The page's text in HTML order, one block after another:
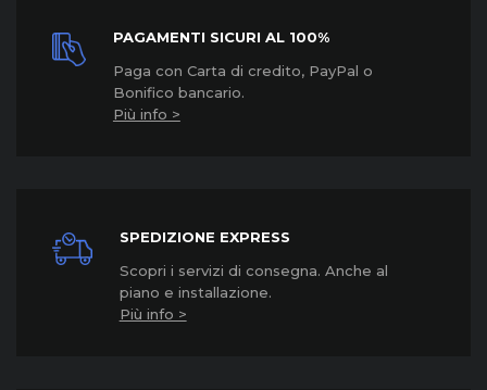
PAGAMENTI SICURI AL 100%
Paga con Carta di credito, PayPal o
Bonifico bancario.
Più info >
SPEDIZIONE EXPRESS
Scopri i servizi di consegna. Anche al
piano e installazione.
Più info >